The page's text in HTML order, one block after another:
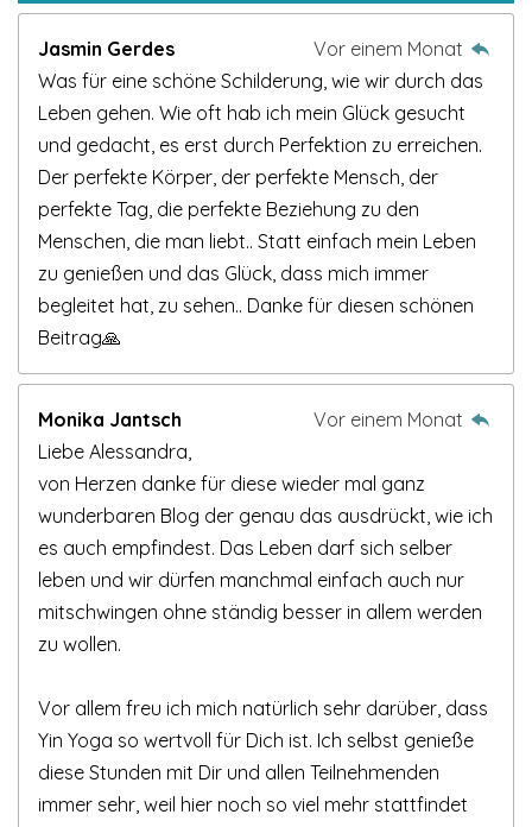
Jasmin Gerdes
Vor einem Monat
Was für eine schöne Schilderung, wie wir durch das
Leben gehen. Wie oft hab ich mein Glück gesucht
und gedacht, es erst durch Perfektion zu erreichen.
Der perfekte Körper, der perfekte Mensch, der
perfekte Tag, die perfekte Beziehung zu den
Menschen, die man liebt.. Statt einfach mein Leben
zu genießen und das Glück, dass mich immer
begleitet hat, zu sehen.. Danke für diesen schönen
Beitrag🙏
Monika Jantsch
Vor einem Monat
Liebe Alessandra,
von Herzen danke für diese wieder mal ganz
wunderbaren Blog der genau das ausdrückt, wie ich
es auch empfindest. Das Leben darf sich selber
leben und wir dürfen manchmal einfach auch nur
mitschwingen ohne ständig besser in allem werden
zu wollen.
Vor allem freu ich mich natürlich sehr darüber, dass
Yin Yoga so wertvoll für Dich ist. Ich selbst genieße
diese Stunden mit Dir und allen Teilnehmenden
immer sehr, weil hier noch so viel mehr stattfindet